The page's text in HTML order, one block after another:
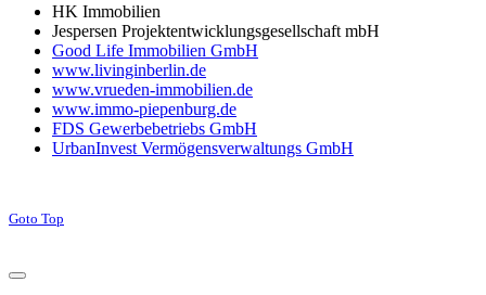
HK Immobilien
Jespersen Projektentwicklungsgesellschaft mbH
Good Life Immobilien GmbH
www.livinginberlin.de
www.vrueden-immobilien.de
www.immo-piepenburg.de
FDS Gewerbebetriebs GmbH
UrbanInvest Vermögensverwaltungs GmbH
Goto Top